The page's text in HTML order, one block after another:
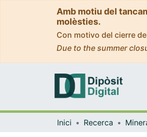
Amb motiu del
molèsties.
Con motivo del cierre
Due to the summer
Inici Recerca